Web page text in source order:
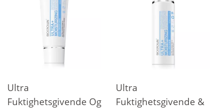
Ultra
Fuktighetsgivende Og
Ultra
Fuktighetsgivende &